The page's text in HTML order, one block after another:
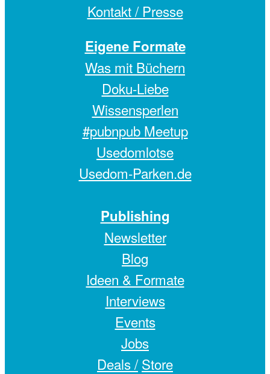
Kontakt / Presse
Eigene Formate
Was mit Büchern
Doku-Liebe
Wissensperlen
#pubnpub Meetup
Usedomlotse
Usedom-Parken.de
Publishing
Newsletter
Blog
Ideen & Formate
Interviews
Events
Jobs
Deals / Store